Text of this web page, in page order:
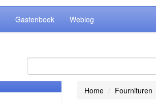
Gastenboek Weblog
Home Fournituren